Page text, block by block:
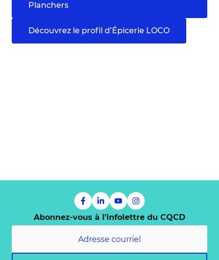
Planchers
Découvrez le profil d’Épicerie LOCO
Abonnez-vous à l'infolettre du CQCD